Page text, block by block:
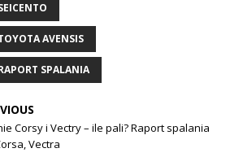
AVENSIS
SPALANIA
Corsy i Vectry – ile pali? Raport spalania
Vectra